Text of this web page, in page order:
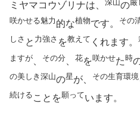
ミヤマコウゾリナは、 深山の厳
咲かせる魅力 的な植物です。 その
しさ と 力強さ を教えて くれます。
ますが その分 花を咲かせた時
の美しき 深山の星が、 その生育環境
続ける ことを願っています。